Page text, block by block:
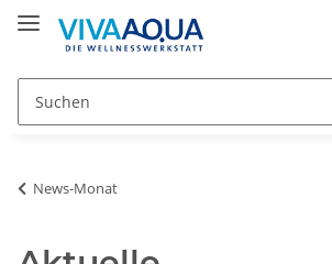
News-Monat